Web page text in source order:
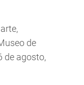
de
de agosto,